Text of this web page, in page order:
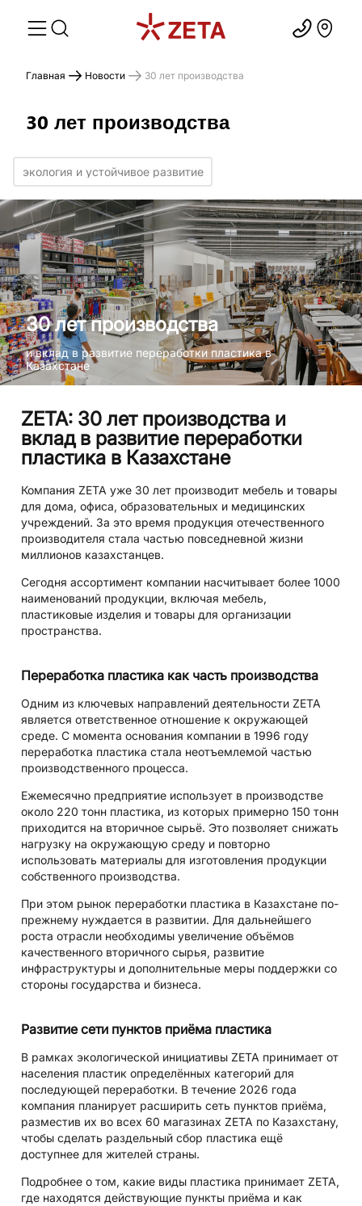
Главная Новости 30 лет производства
30 лет производства
экология и устойчивое развитие
30 лет производства
и вклад в развитие переработки пластика в
Казахстане
ZETA: 30 лет производства и
вклад в развитие переработки
пластика в Казахстане
Компания ZETA уже 30 лет производит мебель и товары
для дома, офиса, образовательных и медицинских
учреждений. За это время продукция отечественного
производителя стала частью повседневной жизни
миллионов казахстанцев.
Сегодня ассортимент компании насчитывает более 1000
наименований продукции, включая мебель,
пластиковые изделия и товары для организации
пространства.
Переработка пластика как часть производства
Одним из ключевых направлений деятельности ZETA
является ответственное отношение к окружающей
среде. С момента основания компании в 1996 году
переработка пластика стала неотъемлемой частью
производственного процесса.
Ежемесячно предприятие использует в производстве
около 220 тонн пластика, из которых примерно 150 тонн
приходится на вторичное сырьё. Это позволяет снижать
нагрузку на окружающую среду и повторно
использовать материалы для изготовления продукции
собственного производства.
При этом рынок переработки пластика в Казахстане по-
прежнему нуждается в развитии. Для дальнейшего
роста отрасли необходимы увеличение объёмов
качественного вторичного сырья, развитие
инфраструктуры и дополнительные меры поддержки со
стороны государства и бизнеса.
Развитие сети пунктов приёма пластика
В рамках экологической инициативы ZETA принимает от
населения пластик определённых категорий для
последующей переработки. В течение 2026 года
компания планирует расширить сеть пунктов приёма,
разместив их во всех 60 магазинах ZETA по Казахстану,
чтобы сделать раздельный сбор пластика ещё
доступнее для жителей страны.
Подробнее о том, какие виды пластика принимает ZETA,
где находятся действующие пункты приёма и как